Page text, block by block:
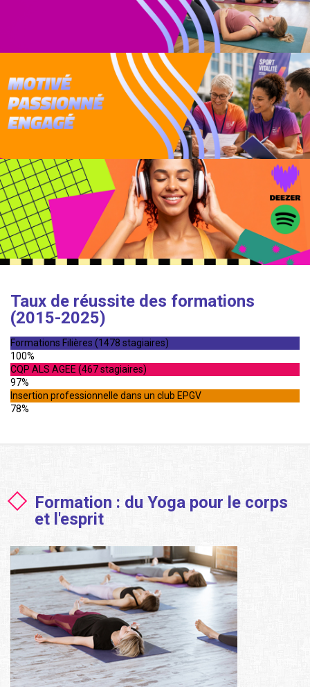
Taux de réussite des formations
(2015-2025)
Formations Filières (1478 stagiaires)
100%
CQP ALS AGEE (467 stagiaires)
97%
Insertion professionnelle dans un club EPGV
78%
Formation : du Yoga pour le corps
et l'esprit